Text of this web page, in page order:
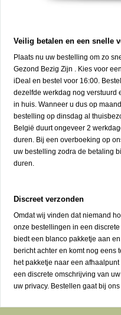
Veilig betalen en een snelle
Plaats nu uw bestelling om zo
Gezond Bezig Zijn . Kies voor
iDeal en bestel voor 16:00.
dezelfde werkdag nog verstuurd
in huis. Wanneer u dus op
bestelling op dinsdag al
België duurt ongeveer 2
duren. Bij een overboeking op
uw bestelling zodra de betaling
duren.
Discreet verzonden
Omdat wij vinden dat niemand
onze bestellingen in een
biedt een blanco pakketje aan
bericht achter en komt nog eens
het pakketje naar een
een discrete omschrijving van
uw privacy. Bestellen gaat bij